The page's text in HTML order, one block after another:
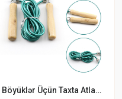
Böyüklər Üçün Taxta Atlama İpi Fitness Üçün Güclü Atlama İpi